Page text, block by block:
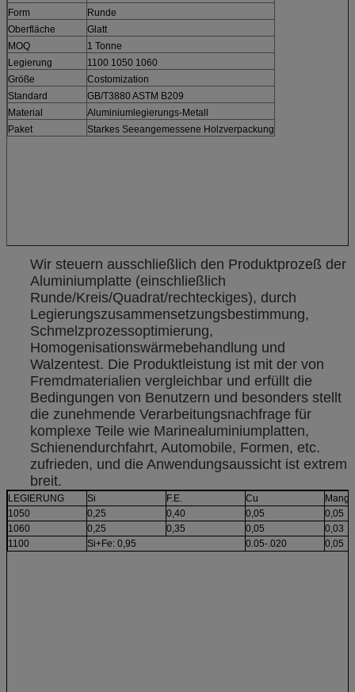
Form
Runde
Oberfläche
Glatt
MOQ
1 Tonne
Legierung
1100 1050 1060
Größe
Costomization
Standard
GB/T3880 ASTM B209
Material
Aluminiumlegierungs-Metall
Paket
Starkes Seeangemessene Holzverpackung
Wir steuern ausschließlich den Produktprozeß der
Aluminiumplatte (einschließlich
Runde/Kreis/Quadrat/rechteckiges), durch
Legierungszusammensetzungsbestimmung,
Schmelzprozessoptimierung,
Homogenisationswärmebehandlung und
Walzentest. Die Produktleistung ist mit der von
Fremdmaterialien vergleichbar und erfüllt die
Bedingungen von Benutzern und besonders stellt
die zunehmende Verarbeitungsnachfrage für
komplexe Teile wie Marinealuminiumplatten,
Schienendurchfahrt, Automobile, Formen, etc.
zufrieden, und die Anwendungsaussicht ist extrem
breit.
LEGIERUNG Si F.E. Cu
1050
0,25 0,40 0,05
0,05
1060
0,25 0,35 0,05
0,03
1100
Si+Fe: 0,95 0.05-.020 0,05